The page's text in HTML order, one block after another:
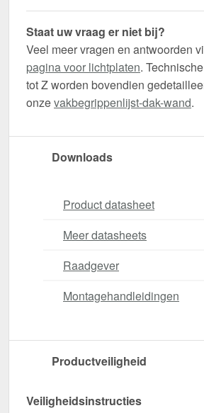
Staat uw vraag er niet bij?
Veel meer vragen en antwoorden
pagina voor lichtplaten.
tot Z worden bovendien
onzevakbegrippenlijst-dak-wand.
Downloads
Product datasheet
Meer datasheets
Raadgever
Montagehandleidingen
Productveiligheid
Veiligheidsinstructies